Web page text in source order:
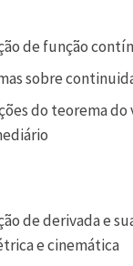
de função
sobre
do teorema do
de derivada e
e cinemática